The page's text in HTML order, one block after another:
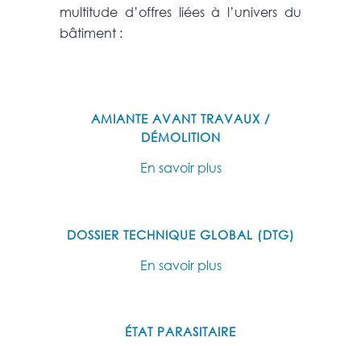
multitude d’offres liées à l’univers du
bâtiment :
AMIANTE AVANT TRAVAUX /
DÉMOLITION
En savoir plus
DOSSIER TECHNIQUE GLOBAL (DTG)
En savoir plus
ÉTAT PARASITAIRE